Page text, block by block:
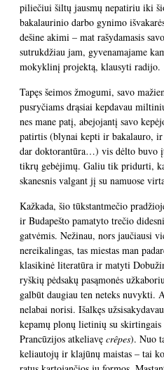
piliečiui šiltų jausmų nepatiriu iki
bakalaurinio darbo gynimo
dešine akimi – mat rašydamasis
sutrukdžiau jam, gyvenamajame
mokyklinį projektą, klausyti radijo.
Tapęs šeimos žmogumi, savo
pusryčiams drąsiai kepdavau
nes mane patį, abejojantį savo
patirtis (blynai kepti ir bakalauro,
dar doktorantūra…) vis dėlto buvo
tikrų gebėjimų. Galiu tik pridurti,
skanesnis valgant jį su namuose
Kažkada, šio tūkstantmečio
ir Budapešto pamatyto trečio
gatvėmis. Nežinau, nors jaučiausi
nereikalingas, tas miestas man
klasikinė literatūra ir matyti
ryškių pėdsakų pasąmonės
galbūt daugiau ten neteks nuvykti.
nelabai norisi. Išalkęs
kepamų plonų lietinių su
Prancūzijos atkeliavę crêpes). Nuo
keliautojų ir klajūnų maistas – tai